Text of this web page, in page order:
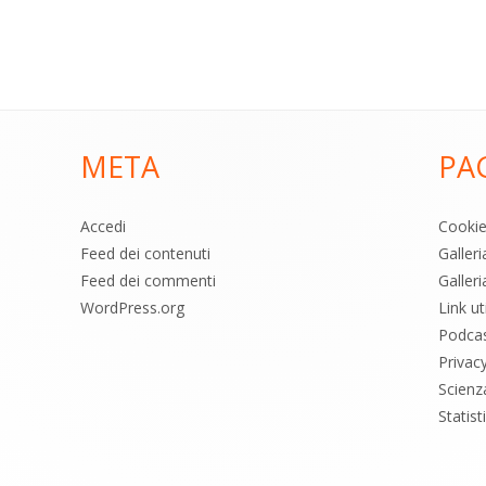
META
Accedi
Feed dei contenuti
Feed dei commenti
WordPress.org
Link